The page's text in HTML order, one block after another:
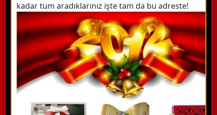
kadar tüm aradıklarınız işte tam da bu adreste!